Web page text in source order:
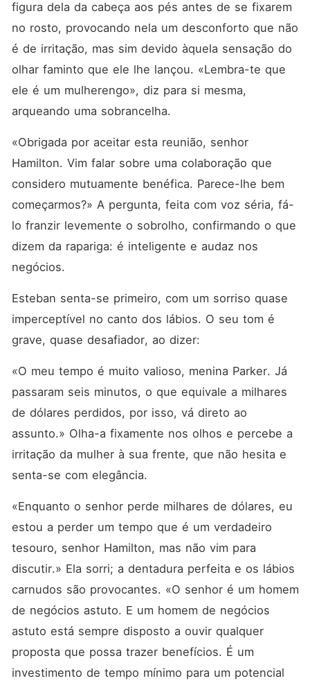
figura dela da cabeça aos pés antes de se fixarem
no rosto, provocando nela um desconforto que não
é de irritação, mas sim devido àquela sensação do
olhar faminto que ele lhe lançou. «Lembra-te que
ele é um mulherengo», diz para si mesma,
arqueando uma sobrancelha.
«Obrigada por aceitar esta reunião, senhor
Hamilton. Vim falar sobre uma colaboração que
considero mutuamente benéfica. Parece-lhe bem
começarmos?» A pergunta, feita com voz séria, fá-
lo franzir levemente o sobrolho, confirmando o que
dizem da rapariga: é inteligente e audaz nos
negócios.
Esteban senta-se primeiro, com um sorriso quase
imperceptível no canto dos lábios. O seu tom é
grave, quase desafiador, ao dizer:
«O meu tempo é muito valioso, menina Parker. Já
passaram seis minutos, o que equivale a milhares
de dólares perdidos, por isso, vá direto ao
assunto.» Olha-a fixamente nos olhos e percebe a
irritação da mulher à sua frente, que não hesita e
senta-se com elegância.
«Enquanto o senhor perde milhares de dólares, eu
estou a perder um tempo que é um verdadeiro
tesouro, senhor Hamilton, mas não vim para
discutir.» Ela sorri; a dentadura perfeita e os lábios
carnudos são provocantes. «O senhor é um homem
de negócios astuto. E um homem de negócios
astuto está sempre disposto a ouvir qualquer
proposta que possa trazer benefícios. É um
investimento de tempo mínimo para um potencial